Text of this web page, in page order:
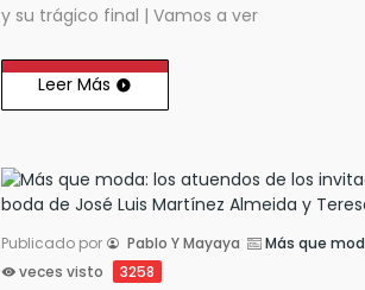
y su trágico final | Vamos a ver
Leer Más
Publicado por Pablo Y Mayaya
Más que
veces visto
3258